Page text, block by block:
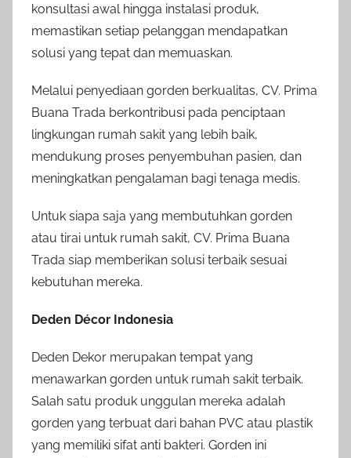
konsultasi awal hingga instalasi produk,
memastikan setiap pelanggan mendapatkan
solusi yang tepat dan memuaskan.
Melalui penyediaan gorden berkualitas, CV. Prima
Buana Trada berkontribusi pada penciptaan
lingkungan rumah sakit yang lebih baik,
mendukung proses penyembuhan pasien, dan
meningkatkan pengalaman bagi tenaga medis.
Untuk siapa saja yang membutuhkan gorden
atau tirai untuk rumah sakit, CV. Prima Buana
Trada siap memberikan solusi terbaik sesuai
kebutuhan mereka.
Deden Décor Indonesia
Deden Dekor merupakan tempat yang
menawarkan gorden untuk rumah sakit terbaik.
Salah satu produk unggulan mereka adalah
gorden yang terbuat dari bahan PVC atau plastik
yang memiliki sifat anti bakteri. Gorden ini